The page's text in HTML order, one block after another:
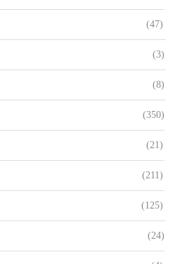
(47)
(3)
(8)
(350)
(21)
(211)
(125)
(24)